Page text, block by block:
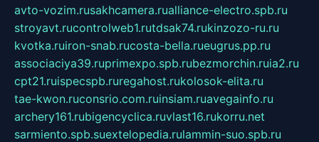
avto-vozim.rusakhcamera.rualliance-electro.spb.ru
stroyavt.rucontrolweb1.rutdsak74.rukinzozo-ru.ru
kvotka.ruiron-snab.rucosta-bella.rueugrus.pp.ru
associaciya39.ruprimexpo.spb.rubezmorchin.ruia2.ru
cpt21.ruispecspb.ruregahost.rukolosok-elita.ru
tae-kwon.ruconsrio.com.ruinsiam.ruavegainfo.ru
archery161.rubigencyclica.ruvlast16.rukorru.net
sarmiento.spb.suextelopedia.rulammin-suo.spb.ru